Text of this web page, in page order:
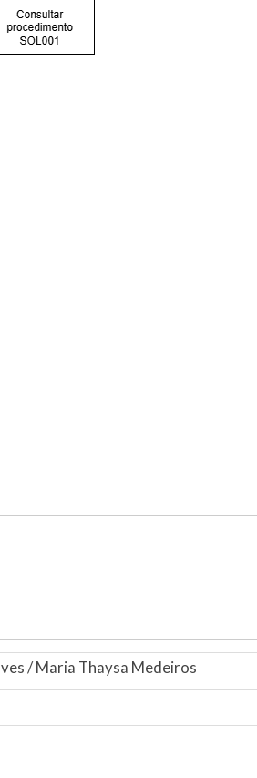
/ Maria Thaysa Medeiros